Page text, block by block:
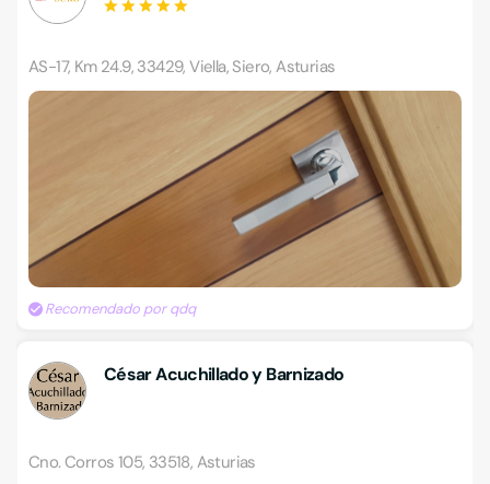
AS-17, Km 24.9, 33429, Viella, Siero, Asturias
Recomendado por qdq
César Acuchillado y Barnizado
Cno. Corros 105, 33518, Asturias